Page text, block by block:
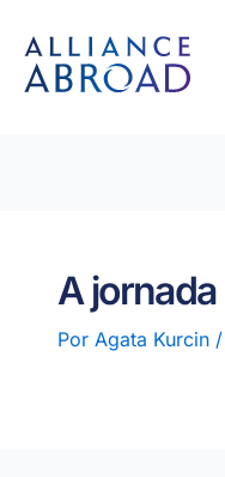
conteúdo
para
A
Por Agata Kurcin /